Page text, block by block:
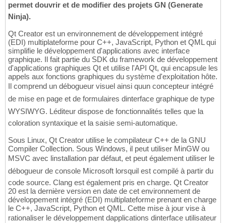
permet douvrir et de modifier des projets GN (Generate
Ninja).
Qt Creator est un environnement de développement intégré
(EDI) multiplateforme pour C++, JavaScript, Python et QML qui
simplifie le développement d'applications avec interface
graphique. Il fait partie du SDK du framework de développement
d'applications graphiques Qt et utilise l'API Qt, qui encapsule les
appels aux fonctions graphiques du système d'exploitation hôte.
Il comprend un débogueur visuel ainsi quun concepteur intégré
de mise en page et de formulaires dinterface graphique de type
WYSIWYG. Léditeur dispose de fonctionnalités telles que la
coloration syntaxique et la saisie semi-automatique.
Sous Linux, Qt Creator utilise le compilateur C++ de la GNU
Compiler Collection. Sous Windows, il peut utiliser MinGW ou
MSVC avec linstallation par défaut, et peut également utiliser le
débogueur de console Microsoft lorsquil est compilé à partir du
code source. Clang est également pris en charge. Qt Creator
20 est la dernière version en date de cet environnement de
développement intégré (EDI) multiplateforme prenant en charge
le C++, JavaScript, Python et QML. Cette mise à jour vise à
rationaliser le développement dapplications dinterface utilisateur